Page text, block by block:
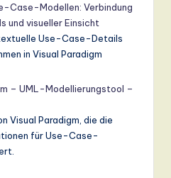
Case-Modellen: Verbindung
und visueller Einsicht
Use-Case-Details
in Visual Paradigm
– UML-Modellierungstool –
Visual Paradigm, die die
für Use-Case-